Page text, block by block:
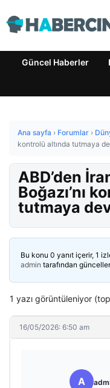
Güncel Haberler
Ana sayfa › Forumlar ›
kontrolü altında tutmaya
ABD’den
Boğazı’nı
tutmaya
Bu konu 0 yanıt içerir, 1
admin tarafından
1 yazı görüntüleniyor
16/05/2026: 6:50 am
A